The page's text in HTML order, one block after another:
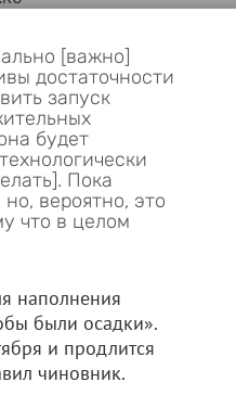
[важно]
достаточности
запуск
будет
Пока
вероятно, это
что в целом
наполнения
были осадки».
и продлится
чиновник.